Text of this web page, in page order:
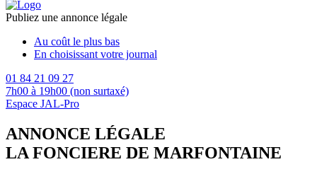
Publiez une annonce légale
Au coût le plus bas
En choisissant votre journal
01 84 21 09 27
7h00 à 19h00 (non surtaxé)
Espace JAL-Pro
ANNONCE LÉGALE
LA FONCIERE DE MARFONTAINE